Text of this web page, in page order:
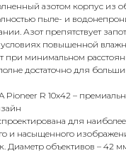
азотом корпус из
пыле- и
Азот препятствует
повышенной
при минимальном
достаточно для
Pioneer R 10x42 –
для наиболее
и насыщенного
Диаметр объективов – 42